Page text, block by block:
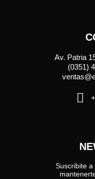
Av. Patria
(0351)
Suscribite